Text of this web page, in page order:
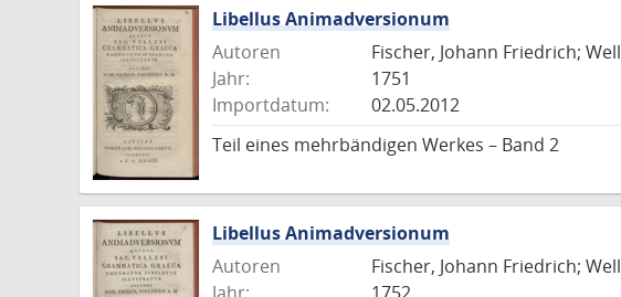
Libellus Animadversionum
Autoren
Fischer, Johann Friedrich;
Jahr:
1751
Importdatum:
02.05.2012
Teil eines mehrbändigen Werkes – Band 2
Libellus Animadversionum
Autoren
Fischer, Johann Friedrich;